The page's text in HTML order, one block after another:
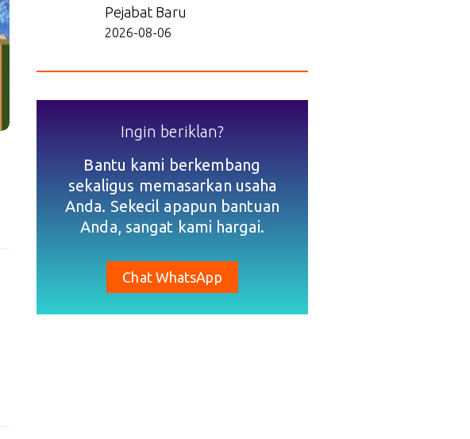
Pejabat Baru
2026-08-06
Ingin beriklan?
Bantu kami berkembang
sekaligus memasarkan usaha
Anda. Sekecil apapun bantuan
Anda, sangat kami hargai.
Chat WhatsApp